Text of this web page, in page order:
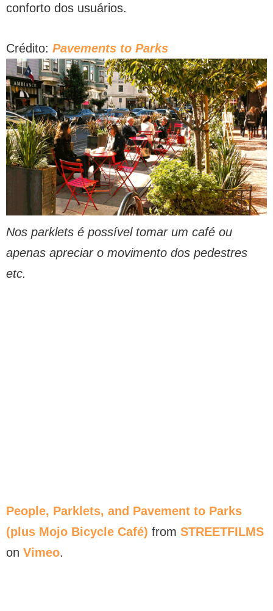
conforto dos usuários.
Crédito: Pavements to Parks
Nos parklets é possível tomar um café ou
apenas apreciar o movimento dos pedestres
etc.
People, Parklets, and Pavement to Parks
(plus Mojo Bicycle Café) from STREETFILMS
on Vimeo.